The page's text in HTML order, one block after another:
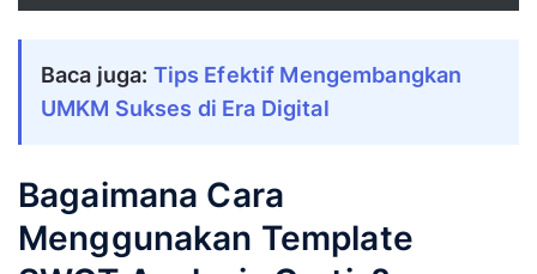
Baca juga: Tips Efektif Mengembangkan
UMKM Sukses di Era Digital
Bagaimana Cara
Menggunakan Template